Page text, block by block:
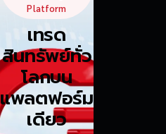
Platform
เทรด
สินทรัพย์ทั่ว
โลกบน
แพลตฟอร์ม
เดียว